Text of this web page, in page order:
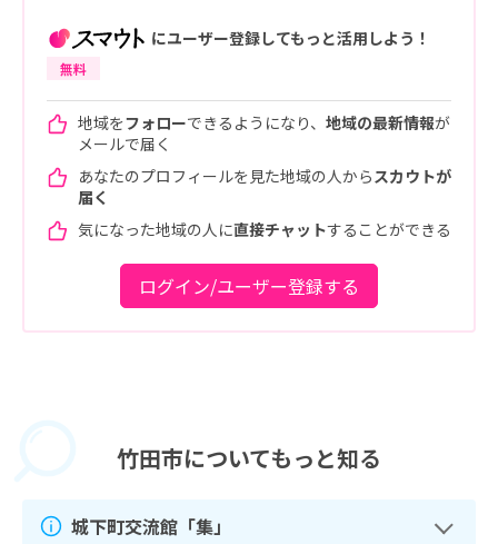
にユーザー登録してもっと活用しよう！
無料
地域をフォローできるようになり、 地域の最新情報が
メールで届く
あなたのプロフィールを見た地域の人からスカウトが
届く
気になった地域の人に直接チャットすることができる
ログイン/ユーザー登録する
竹田市についてもっと知る
城下町交流館「集」